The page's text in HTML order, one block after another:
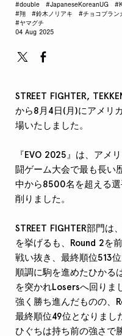
#double
#JapaneseKoreanUG
#翔
#鈴木ノリアキ #チョコブラン
#ヤマグチ
04 Aug 2025
STREET FIGHTER,
から8月4日(月)にアメリ
場いたしました。
『EVO 2025』は、アメ
闘ゲーム大会で最も長い
中から8500名を超える
削りました。
STREET FIGHTER部門は
を挙げるも、Round 2を
戦い抜き、最終順位513
順調に駒を進めたひかる
を突かれLosersへ回りま
強く勝ち進んだものの、
最終順位49位となりまし
ひぐちは持ち前の強さで